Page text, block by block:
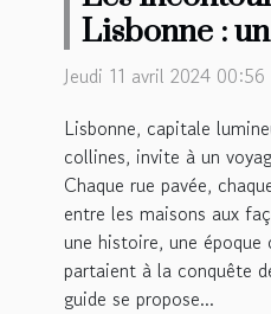
Lisbonne :
complet des
visiter
Jeudi 11 avril 2024 00:56
Lisbonne, capitale
collines, invite à un
Chaque rue pavée,
entre les maisons aux
une histoire, une époque
partaient à la conquête
guide se propose...